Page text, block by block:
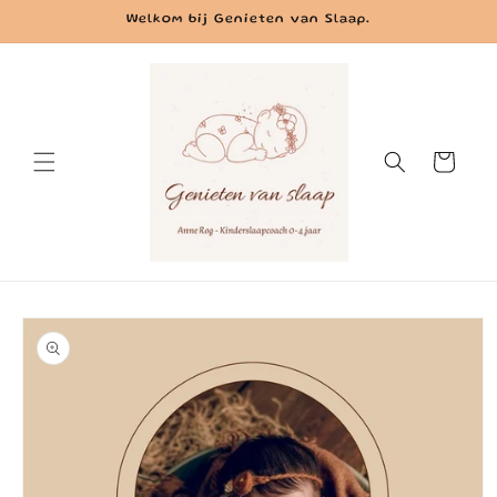
content
Welkom bij Genieten van Slaap.
Winkelwagen